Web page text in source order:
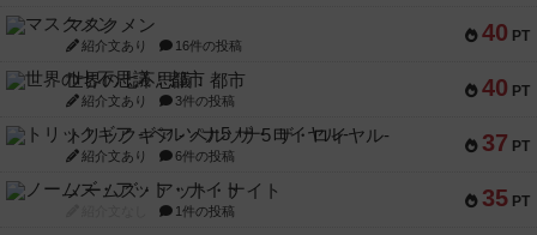
40 PT
マスクメン
紹介文あり 16件の投稿
40 PT
世界の七不思議：都市
紹介文あり 3件の投稿
37 PT
トリックギア - ペルソナ5 ザ・ロイヤル-
紹介文あり 6件の投稿
35 PT
ノームズ・アット・ナイト
1件の投稿